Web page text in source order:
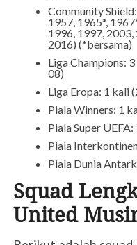
Community
1957, 1965*,
1996, 1997,
2016) (*bersama)
Liga Champions:
08)
Liga Eropa: 1 kali
Piala Winners: 1
Piala Super
Piala
Piala Dunia
Squad
United